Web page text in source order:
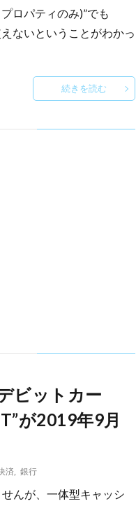
ロパティのみ)”でも
ないということがわかっ
続きを読む
ビットカー
が2019年9月
済 銀行
んが、一体型キャッシ